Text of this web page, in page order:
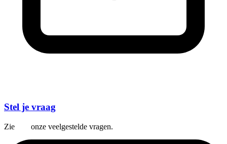
Stel je vraag
Zie onze veelgestelde vragen.